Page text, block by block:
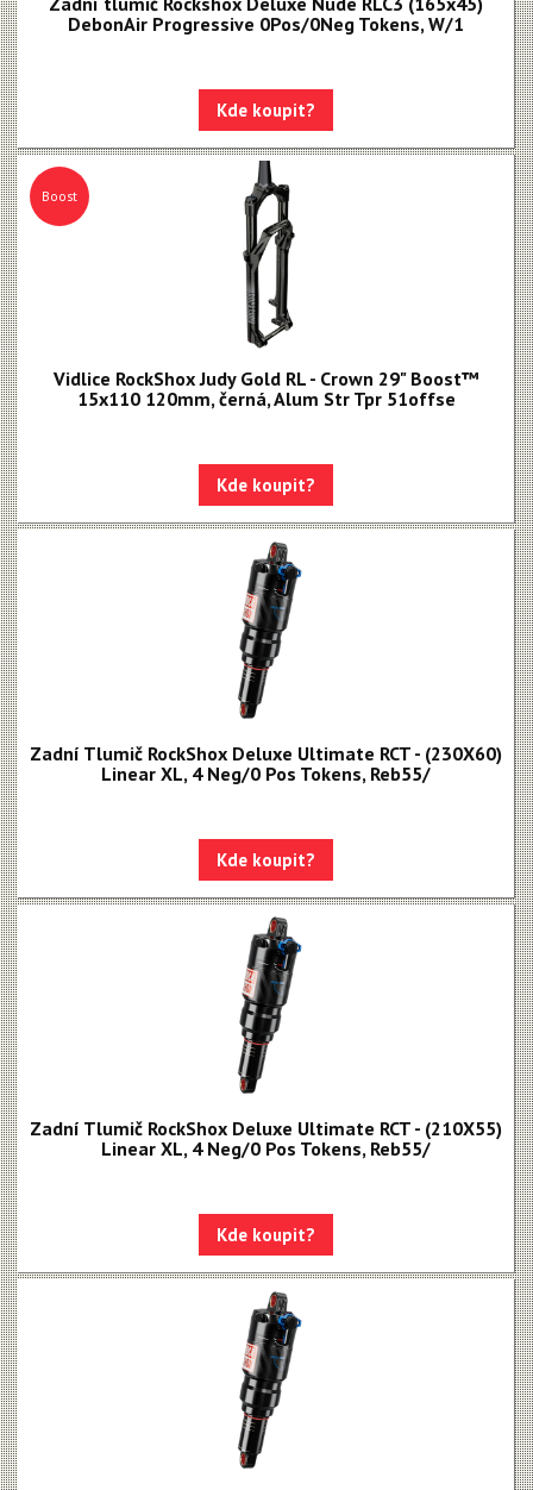
DebonAir Progressive 0Pos/0Neg Tokens, W/1
Kde koupit?
Boost
Vidlice RockShox Judy Gold RL - Crown 29" Boost™
15x110 120mm, černá, Alum Str Tpr 51offse
Kde koupit?
Zadní Tlumič RockShox Deluxe Ultimate RCT - (230X60)
Linear XL, 4 Neg/0 Pos Tokens, Reb55/
Kde koupit?
Zadní Tlumič RockShox Deluxe Ultimate RCT - (210X55)
Linear XL, 4 Neg/0 Pos Tokens, Reb55/
Kde koupit?